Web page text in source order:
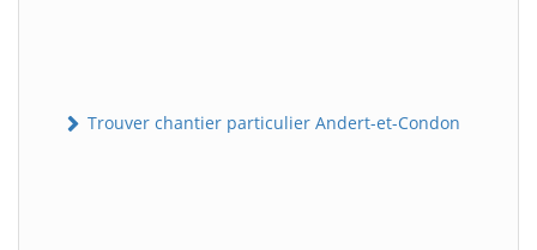
Trouver chantier particulier Andert-et-Condon